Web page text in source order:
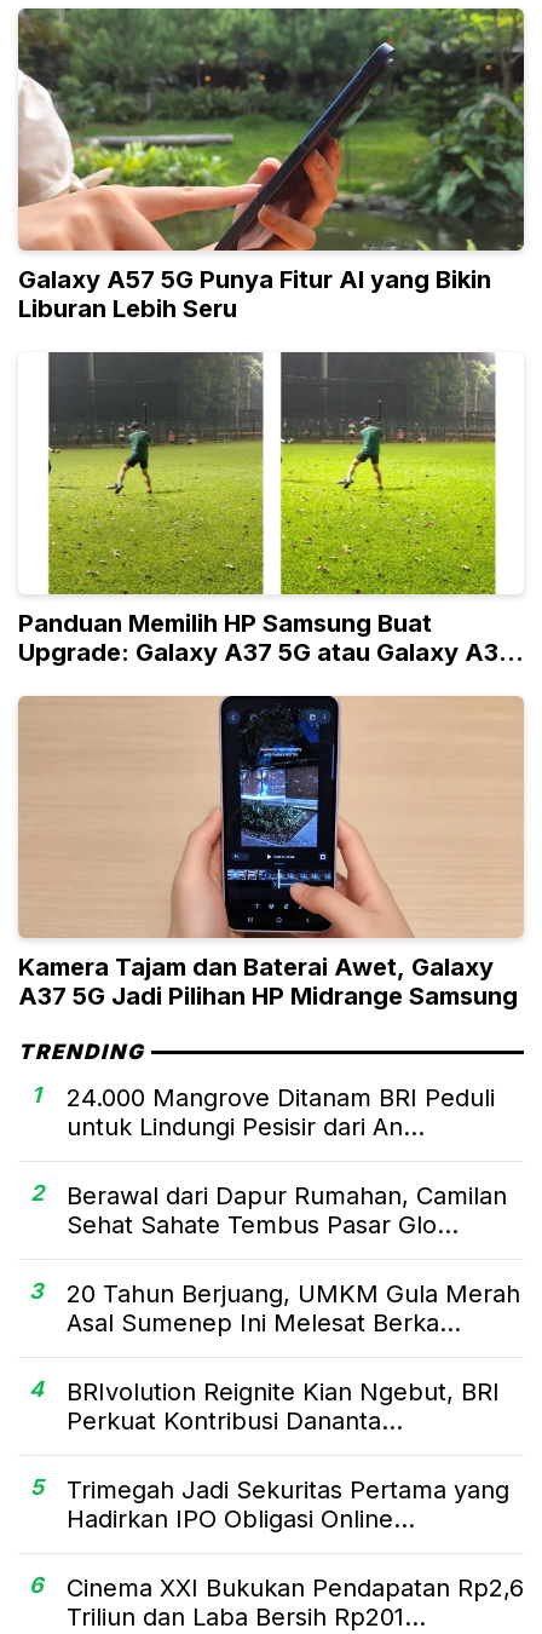
Galaxy A57 5G Punya Fitur AI yang Bikin
Liburan Lebih Seru
Panduan Memilih HP Samsung Buat
Upgrade: Galaxy A37 5G atau Galaxy A36
Kamera Tajam dan Baterai Awet, Galaxy
A37 5G Jadi Pilihan HP Midrange Samsung
TRENDING
1
24.000 Mangrove Ditanam BRI Peduli
untuk Lindungi Pesisir dari An...
2
Berawal dari Dapur Rumahan, Camilan
Sehat Sahate Tembus Pasar Glo...
3
20 Tahun Berjuang, UMKM Gula Merah
Asal Sumenep Ini Melesat Berka...
4
BRIvolution Reignite Kian Ngebut, BRI
Perkuat Kontribusi Dananta...
5
Trimegah Jadi Sekuritas Pertama yang
Hadirkan IPO Obligasi Online...
6
Cinema XXI Bukukan Pendapatan Rp2,6
Triliun dan Laba Bersih Rp201...